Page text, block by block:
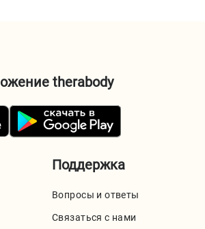
Поддержка
Вопросы и ответы
Связаться с нами
therabody